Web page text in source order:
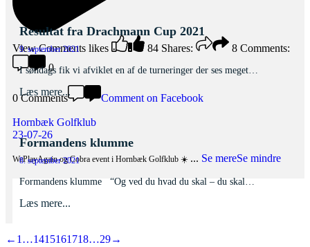
View Comments likes 84 Shares: 8 Comments:
0
0 Comments Comment on Facebook
Hornbæk Golfklub
23-07-26
WePlayAgain og Cobra event i Hornbæk Golfklub ☀️ ... Se mereSe mindre
Resultat fra Drachmann Cup 2021
9. september 2021
I søndags fik vi afviklet en af de turneringer der ses meget…
Læs mere...
Formandens klumme
8. september 2021
Formandens klumme “Og ved du hvad du skal – du skal…
Læs mere...
← 1 …1415161718…29→